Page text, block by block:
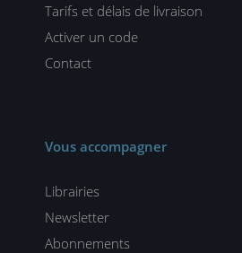
Tarifs et délais de livraison
Activer un code
Contact
Vous accompagner
Librairies
Newsletter
Abonnements